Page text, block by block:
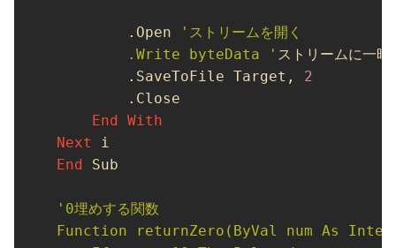
        .Open
'ストリームを開く
        .Write byteData '
ストリームに一
        .SaveToFile Target,
2
        .Close
End With
Next
End Sub
'0埋めする関数
Function returnZero(ByVal num As